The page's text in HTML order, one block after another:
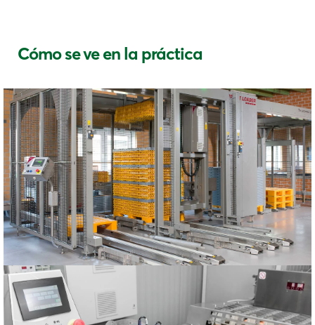
Cómo se ve en la práctica